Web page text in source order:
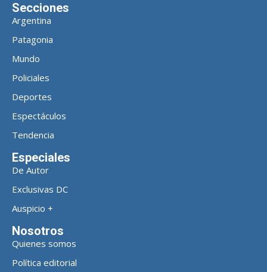
Secciones
Argentina
Patagonia
Mundo
Policiales
Deportes
Espectáculos
Tendencia
Especiales
De Autor
Exclusivas DC
Auspicio +
Nosotros
Quienes somos
Política editorial